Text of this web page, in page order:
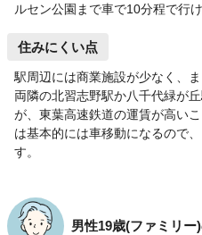
ルセン公園まで車で10分程で行け
住みにくい点
駅周辺には商業施設が少なく、
両隣の北習志野駅か八千代緑が
が、東葉高速鉄道の運賃が高い
は基本的には車移動になるので
す。
男性19歳(ファミリー